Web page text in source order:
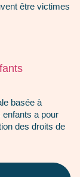
être victimes
basée à
enfants a pour
des droits de